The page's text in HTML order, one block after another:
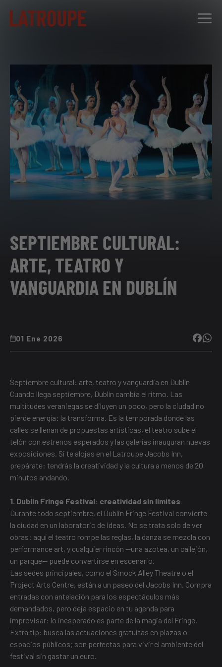
DESTINOS
OFERTAS
CITY STORIES
EVENTOS
GRUPOS
SEPTIEMBRE CULTURAL:
ARTE, TEATRO Y
VANGUARDIA EN DUBLÍN
01 Ene 2026
Septiembre cultural: arte, teatro y vanguardia en Dublín
Cuando llega septiembre, Dublín cambia el ritmo. Las
multitudes veraniegas se diluyen un poco, pero la ciudad no
pierde energía: la transforma. Es la temporada donde las
calles se llenan de propuestas artísticas, el teatro sube el
telón con estrenos esperados y las galerías inauguran nuevas
exposiciones. Si te alojas en el Latroupe Jacobs Inn,
prepárate: tendrás la creatividad y la cultura a menos de 20
minutos andando.
1. Dublin Fringe Festival: creatividad sin límites
Durante todo septiembre, el Dublin Fringe Festival convierte
la ciudad en un laboratorio de ideas. No se trata solo de ver
obras: aquí el teatro rompe las reglas, la danza se mezcla con
performance art, y cualquier rincón —una azotea, un callejón,
un parque— puede convertirse en escenario.
Las sedes principales, como el Smock Alley Theatre o el
Project Arts Centre, están a un paseo del Jacobs Inn. Compra
entradas con antelación para los espectáculos más
demandados, pero deja espacio en tu agenda para
improvisar: lo inesperado es parte de la magia del Fringe.
Extra tip: busca las actuaciones gratuitas en plazas o
espacios públicos; son perfectas para vivir el ambiente del
festival sin gastar un euro.